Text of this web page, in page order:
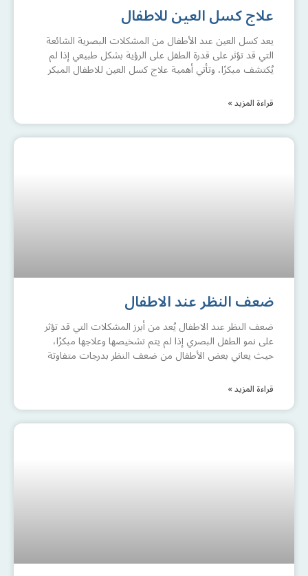
علاج كسل العين للاطفال
يعد كسل العين عند الأطفال من المشكلات البصرية الشائعة
التي قد تؤثر على قدرة الطفل على الرؤية بشكل طبيعي إذا لم
يُكتشف مبكرًا، وتأتي أهمية علاج كسل العين للاطفال المبكر
قراءة المزيد »
ضعف النظر عند الاطفال
ضعف النظر عند الاطفال يُعد من أبرز المشكلات التي قد تؤثر
على نمو الطفل البصري إذا لم يتم تشخيصها وعلاجها مبكرًا،
حيث يعاني بعض الأطفال من ضعف النظر بدرجات متفاوتة
قراءة المزيد »